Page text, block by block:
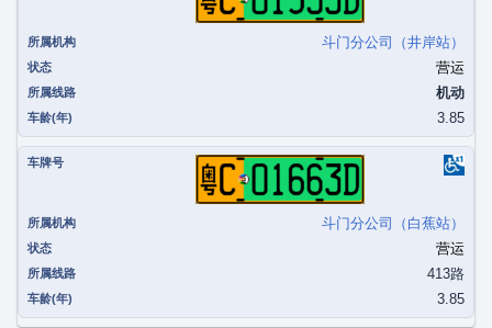
斗门分公司（井岸站）
营运
机动
3.85
粤C01663D
斗门分公司（白蕉站）
营运
413路
3.85